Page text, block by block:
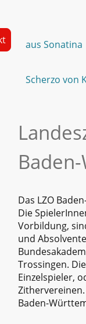
aus
Scherzo von
Das LZO
Die
Vorbildung,
und
Trossingen.
Einzelspieler,
Baden-